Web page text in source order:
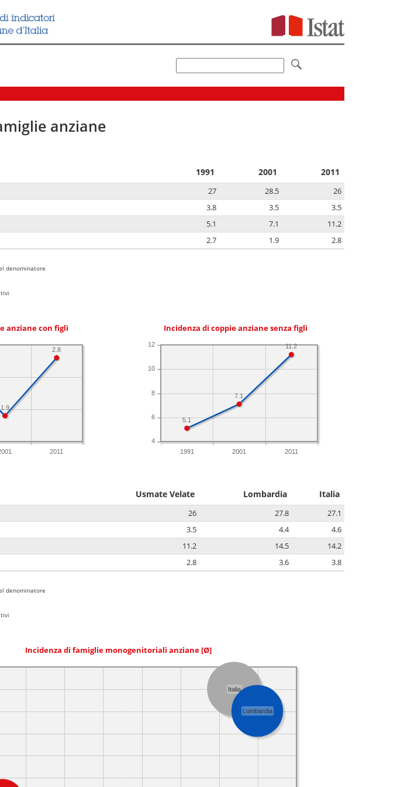
anziane
1991 2001 2011
27 28.5
26
3.8 3.5
3.5
5.1 7.1
11.2
2.7 1.9 2.8
denominatore
anziane con figli
2011
2.8
1.9
Incidenza di coppie anziane senza figli
1991 2001 2011
4
6
8
10
12 11.2
7.1
5.1
Usmate Velate Lombardia Italia
26 27.8
27.1
3.5 4.4
4.6
11.2 14.5
14.2
2.8 3.6 3.8
denominatore
Incidenza di famiglie monogenitoriali anziane [Ø]
Italia
Lombardia